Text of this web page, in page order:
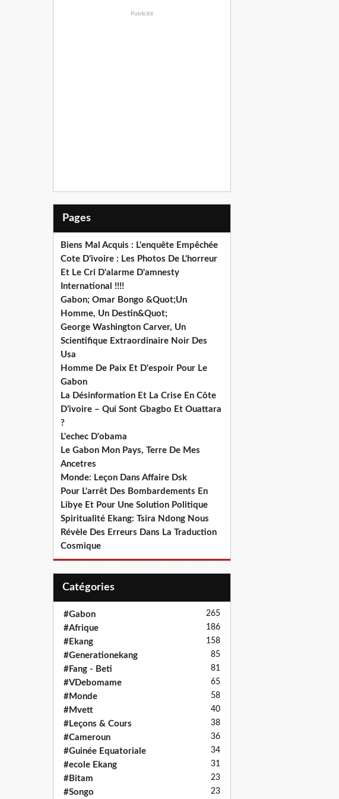
Publicité
Pages
Biens Mal Acquis : L'enquête Empêchée
Cote D'ivoire : Les Photos De L'horreur
Et Le Cri D'alarme D'amnesty
International !!!!
Gabon; Omar Bongo &Quot;Un
Homme, Un Destin&Quot;
George Washington Carver, Un
Scientifique Extraordinaire Noir Des
Usa
Homme De Paix Et D'espoir Pour Le
Gabon
La Désinformation Et La Crise En Côte
D’ivoire – Qui Sont Gbagbo Et Ouattara
?
L'echec D'obama
Le Gabon Mon Pays, Terre De Mes
Ancetres
Monde: Leçon Dans Affaire Dsk
Pour L'arrêt Des Bombardements En
Libye Et Pour Une Solution Politique
Spiritualité Ekang: Tsira Ndong Nous
Révèle Des Erreurs Dans La Traduction
Cosmique
Catégories
#Gabon 265
#Afrique 186
#Ekang 158
#Generationekang 85
#Fang - Beti 81
#VDebomame 65
#Monde 58
#Mvett 40
#Leçons & Cours 38
#Cameroun 36
#Guinée Equatoriale 34
#ecole Ekang 31
#Bitam 23
#Songo 23